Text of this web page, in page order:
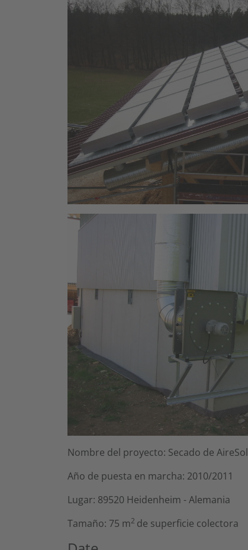
Nombre del proyecto: Secado de
Año de puesta en marcha: 2010/2011
Lugar: 89520 Heidenheim - Alemania
Tamaño: 75 m2 de superficie colectora